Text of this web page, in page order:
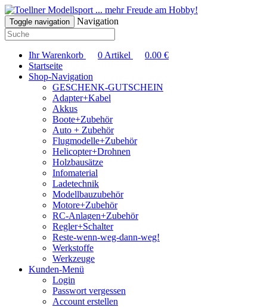
... mehr Freude am Hobby!
Toggle navigation Navigation
Ihr Warenkorb 0 Artikel 0.00 €
Startseite
Shop-Navigation
GESCHENK-GUTSCHEIN
Adapter+Kabel
Akkus
Boote+Zubehör
Auto + Zubehör
Flugmodelle+Zubehör
Helicopter+Drohnen
Holzbausätze
Infomaterial
Ladetechnik
Modellbauzubehör
Motore+Zubehör
RC-Anlagen+Zubehör
Regler+Schalter
Reste-wenn-weg-dann-weg!
Werkstoffe
Werkzeuge
Kunden-Menü
Login
Passwort vergessen
Account erstellen